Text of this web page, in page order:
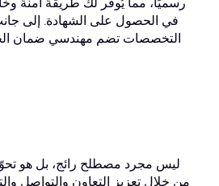
في الحصول على الشهادة. إلى
التخصصات تضم مهندسي ضمان